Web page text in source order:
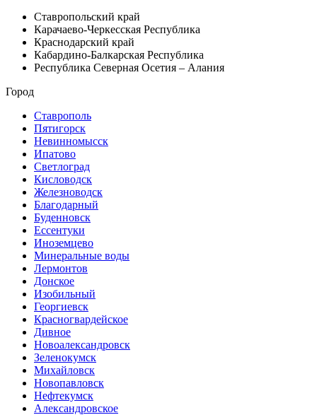
Ставропольский край
Карачаево-Черкесская Республика
Краснодарский край
Кабардино-Балкарская Республика
Республика Северная Осетия – Алания
Город
Ставрополь
Пятигорск
Невинномысск
Ипатово
Светлоград
Кисловодск
Железноводск
Благодарный
Буденновск
Ессентуки
Иноземцево
Минеральные воды
Лермонтов
Донское
Изобильный
Георгиевск
Красногвардейское
Дивное
Новоалександровск
Зеленокумск
Михайловск
Новопавловск
Нефтекумск
Александровское